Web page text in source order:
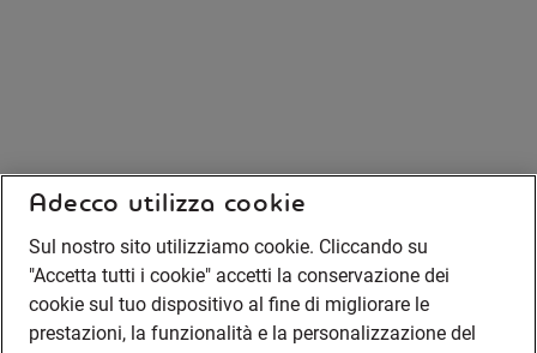
Adecco utilizza cookie
Sul nostro sito utilizziamo cookie. Cliccando su
"Accetta tutti i cookie" accetti la conservazione dei
cookie sul tuo dispositivo al fine di migliorare le
prestazioni, la funzionalità e la personalizzazione del